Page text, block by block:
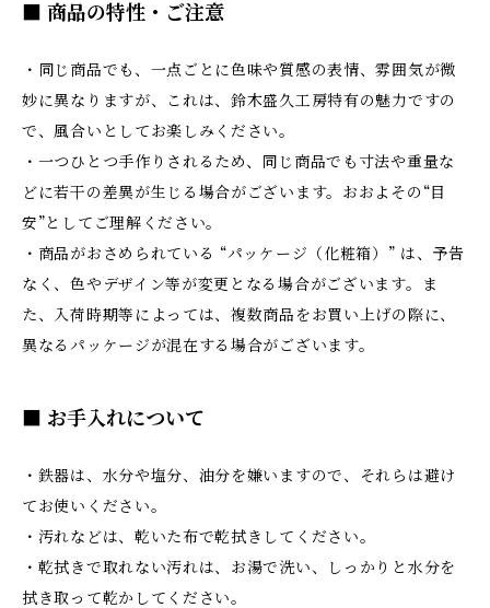
■ 商品の特性・ご注意
・同じ商品でも、一点ごとに色味や質感の表情、雰囲気が微
妙に異なりますが、これは、鈴木盛久工房特有の魅力ですの
で、風合いとしてお楽しみください。
・一つひとつ手作りされるため、同じ商品でも寸法や重量な
どに若干の差異が生じる場合がございます。おおよその“目
安”としてご理解ください。
・商品がおさめられている “パッケージ（化粧箱）” は、予告
なく、色やデザイン等が変更となる場合がございます。ま
た、入荷時期等によっては、複数商品をお買い上げの際に、
異なるパッケージが混在する場合がございます。
■ お手入れについて
・鉄器は、水分や塩分、油分を嫌いますので、それらは避け
てお使いください。
・汚れなどは、乾いた布で乾拭きしてください。
・乾拭きで取れない汚れは、お湯で洗い、しっかりと水分を
拭き取って乾かしてください。